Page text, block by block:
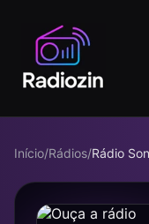
Início/Rádios/Rádio